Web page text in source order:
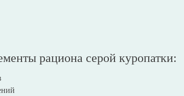
рациона серой куропатки: